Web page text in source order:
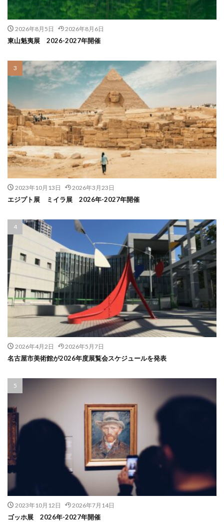
2026年8月5日 2026年8月6日
東山魁夷展 2026-2027年開催
2023年10月13日 2026年3月23日
エジプト展 ミイラ展 2026年-2027年開催
2026年4月2日 2026年5月7日
名古屋市美術館が2026年度展覧会スケジュールを発表
2023年10月12日 2026年7月14日
ゴッホ展 2026年-2027年開催